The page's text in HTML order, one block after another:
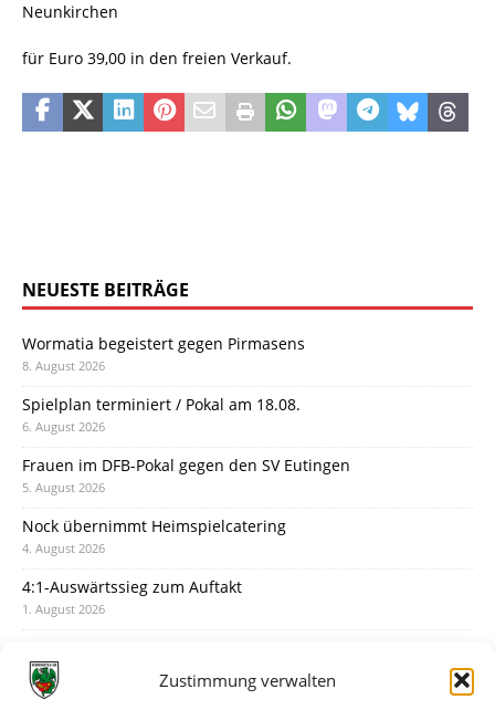
Zustimmung verwalten
Neunkirchen
für Euro 39,00 in den freien Verkauf.
NEUESTE BEITRÄGE
Wormatia begeistert gegen Pirmasens
8. August 2026
Spielplan terminiert / Pokal am 18.08.
6. August 2026
Frauen im DFB-Pokal gegen den SV Eutingen
5. August 2026
Nock übernimmt Heimspielcatering
4. August 2026
4:1-Auswärtssieg zum Auftakt
1. August 2026
31. Juli 2026